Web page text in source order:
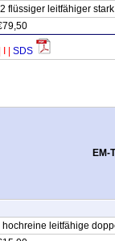
flüssiger leitfähiger
SDS
EM-
hochreine leitfähige